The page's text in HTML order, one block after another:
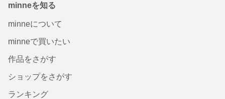
minneを知る
minneについて
minneで買いたい
作品をさがす
ショップをさがす
ランキング